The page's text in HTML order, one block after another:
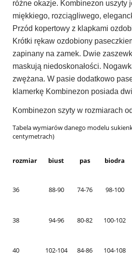
różne okazje. Kombinezon uszyty
miękkiego, rozciągliwego,
Przód kopertowy z klapkami
Krótki rękaw ozdobiony
zapinany na zamek. Dwie
maskują niedoskonałości.
zwężana. W pasie dodatkowo
klamerkę Kombinezon posiada
Kombinezon szyty w rozmiarach od
Tabela wymiarów danego modelu
centymetrach)
rozmiar biust pas biodra
36 88-90 74-76 98-100
38 94-96 80-82 100-102
40 102-104 84-86 104-108